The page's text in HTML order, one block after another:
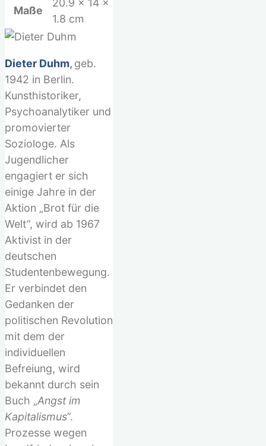
Maße
20.9 × 14 ×
1.8 cm
Dieter Duhm, geb.
1942 in Berlin.
Kunsthistoriker,
Psychoanalytiker und
promovierter
Soziologe. Als
Jugendlicher
engagiert er sich
einige Jahre in der
Aktion „Brot für die
Welt”, wird ab 1967
Aktivist in der
deutschen
Studentenbewegung.
Er verbindet den
Gedanken der
politischen Revolution
mit dem der
individuellen
Befreiung, wird
bekannt durch sein
Buch „Angst im
Kapitalismus”.
Prozesse wegen